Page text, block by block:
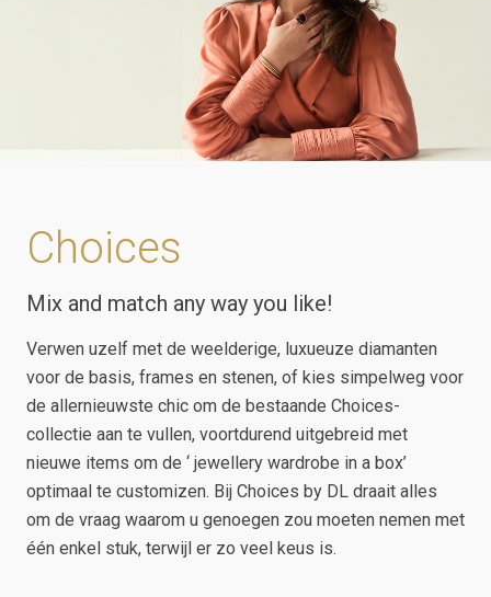
Choices
Mix and match any way you like!
Verwen uzelf met de weelderige, luxueuze diamanten
voor de basis, frames en stenen, of kies simpelweg voor
de allernieuwste chic om de bestaande Choices-
collectie aan te vullen, voortdurend uitgebreid met
nieuwe items om de ‘ jewellery wardrobe in a box’
optimaal te customizen. Bij Choices by DL draait alles
om de vraag waarom u genoegen zou moeten nemen met
één enkel stuk, terwijl er zo veel keus is.